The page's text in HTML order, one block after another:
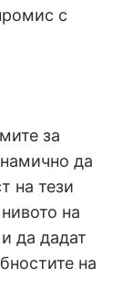
с
за
да
на тези
на
да дадат
на